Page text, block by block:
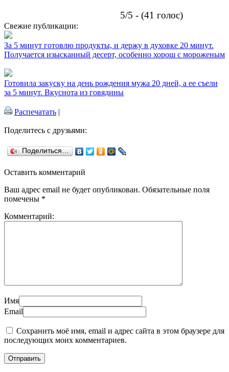
5/5 - (41 голос)
Свежие публикации:
За 5 минут готовлю продукты, и держу в духовке 20 минут.
Получается изысканный десерт, особенно хорош с мороженым
Готовила закуску на день рождения мужа 20 дней, а ее съели
за 5 минут. Вкуснота из говядины
Распечатать |
Поделитесь с друзьями:
Поделиться…
Оставить комментарий
Ваш адрес email не будет опубликован. Обязательные поля
помечены *
Комментарий:
Имя
Email
Сохранить моё имя, email и адрес сайта в этом браузере для
последующих моих комментариев.